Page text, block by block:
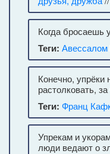
Когда бросаешь
Теги:
Конечно, упрёки
растолковать,
Теги: Франц
Упрекам и
люди ведают о